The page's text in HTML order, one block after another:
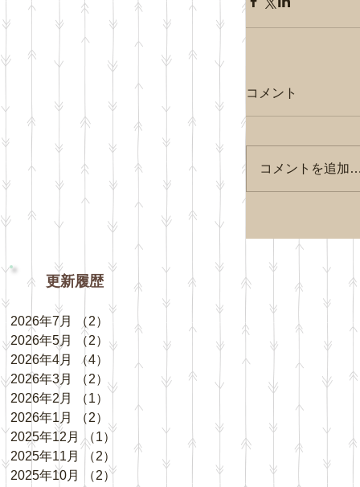
コメント
コメントを追加
更新履歴
2026年7月 （2）
2件の記事
2026年5月
（2） 2件の記事
2026年4月
（4）
2026年3月
（2）
2件の記事
2026年2月
（1）
2026年1月
（2）
2025年12月 （1）
1件の記事
2025年11月
（2）
2件の記事
2025年10月
（2）